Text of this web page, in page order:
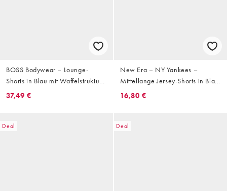
BOSS Bodywear – Lounge-
Shorts in Blau mit Waffelstruktur,
Kombiteil
37,49 €
New Era – NY Yankees –
Mittellange Jersey-Shorts in Blau
mit Logo
16,80 €
Deal Deal